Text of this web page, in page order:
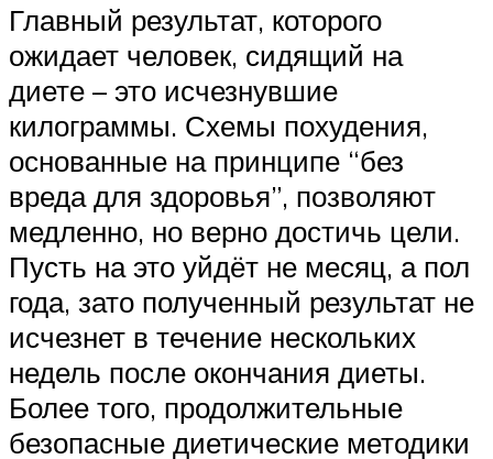
Главный результат, которого
ожидает человек, сидящий на
диете – это исчезнувшие
килограммы. Схемы похудения,
основанные на принципе “без
вреда для здоровья”, позволяют
медленно, но верно достичь цели.
Пусть на это уйдёт не месяц, а пол
года, зато полученный результат не
исчезнет в течение нескольких
недель после окончания диеты.
Более того, продолжительные
безопасные диетические методики